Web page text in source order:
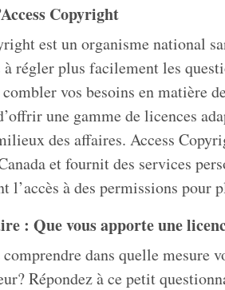
Copyright
est un organisme national
à régler plus facilement les
vos besoins en matière
une gamme de licences
des affaires. Access
et fournit des services
l’accès à des permissions
: Que vous apporte une
dans quelle mesure
Répondez à ce petit